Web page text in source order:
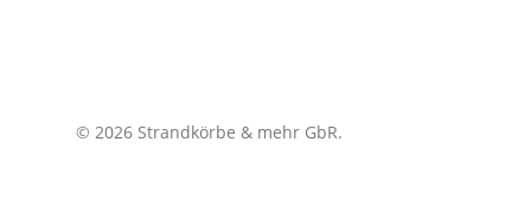
© 2026 Strandkörbe & mehr GbR.